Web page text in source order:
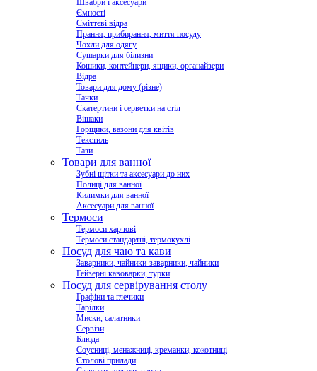
Швабри і аксесуари
Ємності
Сміттєві відра
Прання, прибирання, миття посуду
Чохли для одягу
Сушарки для білизни
Кошики, контейнери, ящики, органайзери
Відра
Товари для дому (різне)
Тачки
Скатертини і серветки на стіл
Вішаки
Горщики, вазони для квітів
Текстиль
Тази
Товари для ванної
Зубні щітки та аксесуари до них
Полиці для ванної
Килимки для ванної
Аксесуари для ванної
Термоси
Термоси харчові
Термоси стандартні, термокухлі
Посуд для чаю та кави
Заварники, чайники-заварники, чайники
Гейзерні кавоварки, турки
Посуд для сервірування столу
Графіни та глечики
Тарілки
Миски, салатники
Сервізи
Блюда
Соусниці, менажниці, креманки, кокотниці
Столові прилади